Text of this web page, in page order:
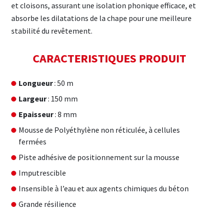
et cloisons, assurant une isolation phonique efficace, et
absorbe les dilatations de la chape pour une meilleure
stabilité du revêtement.
CARACTERISTIQUES PRODUIT
Longueur: 50 m
Largeur: 150 mm
Epaisseur: 8 mm
Mousse de Polyéthylène non réticulée, à cellules
fermées
Piste adhésive de positionnement sur la mousse
Imputrescible
Insensible à l’eau et aux agents chimiques du béton
Grande résilience